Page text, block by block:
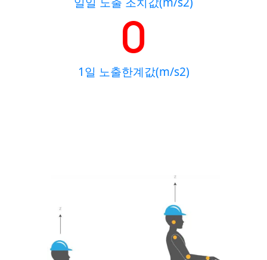
1일 노출한계값(m/s2)
0